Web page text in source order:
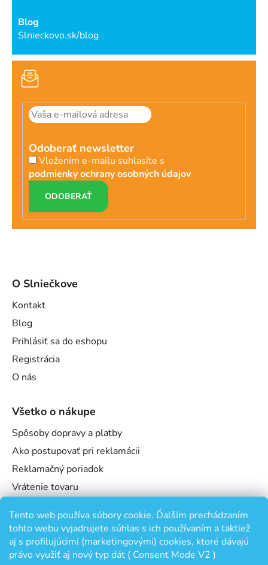
Tento web používa súbory cookie. Ďalším prechádzaním
tohto webu vyjadrujete súhlas s ich používaním a taktiež
aj s profilujúcimi (marketingovými) cookies, ktoré dávajú
právo využiť aj nový typ dát ( Consent Mode V2 )
Blog
Slnieckovo.sk/blog
Odoberať newsletter
Vložením e-mailu suhlasíte s
podmienky ochrany osobných údajov
PRIHLÁSIŤ
SA
O Slniečkove
Kontakt
Blog
Prihlásiť sa do eshopu
Registrácia
O nás
Všetko o nákupe
Spôsoby dopravy a platby
Ako postupovať pri reklamácii
Reklamačný poriadok
Vrátenie tovaru
Podmienky ochrany osobných údajov
Odstúpenie od zmluvy